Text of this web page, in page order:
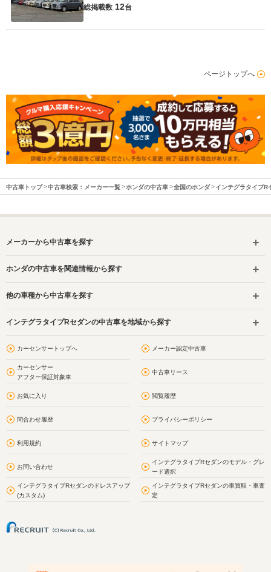
総掲載数 12台
ページトップへ
中古車トップ 中古車検索：メーカー一覧 ホンダの中古車 全国のホンダ インテグラタイプR
メーカーから中古車を探す
ホンダの中古車を関連情報から探す
他の車種から中古車を探す
インテグラタイプRセダンの中古車を地域から探す
カーセンサートップへ メーカー認定中古車
カーセンサー
アフター保証対象車
中古車リース
お気に入り 閲覧履歴
問合わせ履歴 プライバシーポリシー
利用規約 サイトマップ
お問い合わせ
インテグラタイプRセダンのモデル・グレ
ード選択
インテグラタイプRセダンのドレスアップ
(カスタム)
インテグラタイプRセダンの車買取・車査
定